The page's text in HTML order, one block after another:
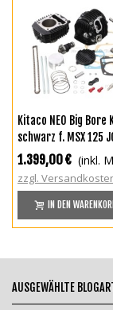
Kitaco NEO Big Bore
schwarz f. MSX 125
Monkey 125 JB02
1.399,00 € (inkl.
zzgl.
IN DEN
AUSGEWÄHLTE